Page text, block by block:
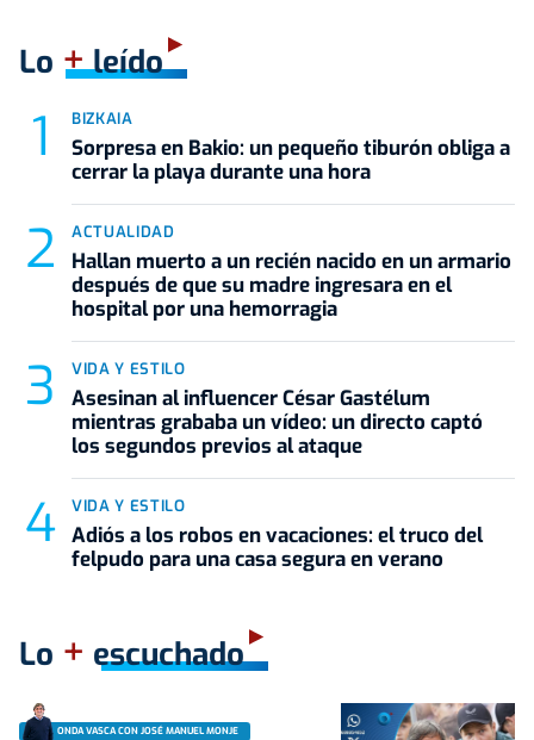
Lo +leído
BIZKAIA
Sorpresa en Bakio: un pequeño tiburón obliga a
cerrar la playa durante una hora
ACTUALIDAD
Hallan muerto a un recién nacido en un armario
después de que su madre ingresara en el
hospital por una hemorragia
VIDA Y ESTILO
Asesinan al influencer César Gastélum
mientras grababa un vídeo: un directo captó
los segundos previos al ataque
VIDA Y ESTILO
Adiós a los robos en vacaciones: el truco del
felpudo para una casa segura en verano
Lo + escuchado
ONDA VASCA CON JOSÉ MANUEL MONJE